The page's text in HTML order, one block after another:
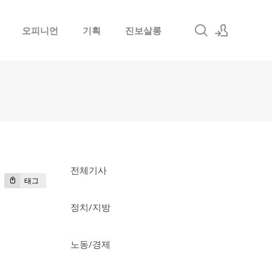
오피니언 기획 진보살롱
전체기사
정치/지방
노동/경제
태그